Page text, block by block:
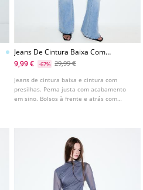
Jeans De Cintura Baixa Com
Bolso E Costura
9,99 € -67% 29,99 €
Jeans de cintura baixa e cintura com
presilhas. Perna justa com acabamento
em sino. Bolsos à frente e atrás com